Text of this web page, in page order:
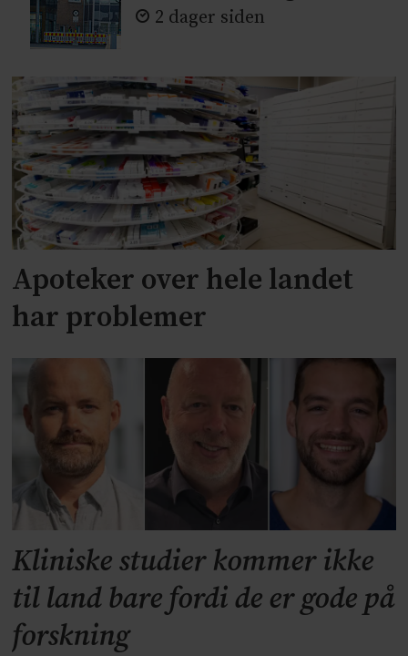
2 dager siden
Apoteker over hele landet
har problemer
Kliniske studier kommer ikke
til land bare fordi de er gode på
forskning